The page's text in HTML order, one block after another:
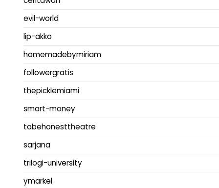
evil-world
lip-akko
homemadebymiriam
followergratis
thepicklemiami
smart-money
tobehonesttheatre
sarjana
trilogi-university
ymarkel